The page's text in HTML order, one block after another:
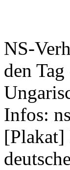
NS-
den
Infos:
[Plakat]